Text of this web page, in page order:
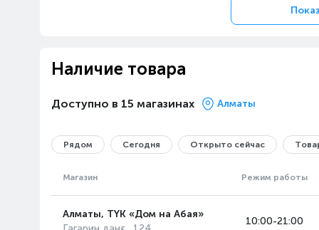
Наличие товара
Доступно в 15 магазинах Алматы
Рядом Сегодня Открыто сейчас
Магазин Режим работы
Алматы, ТҮК «Дом на Абая»
10:00-21:00